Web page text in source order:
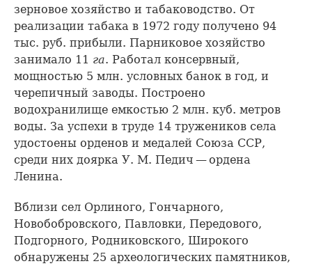
зерновое хозяйство и табаководство. От
реализации табака в 1972 году получено 94
тыс. руб. прибыли. Парниковое хозяйство
занимало 11 га. Работал консервный,
мощностью 5 млн. условных банок в год, и
черепичный заводы. Построено
водохранилище емкостью 2 млн. куб. метров
воды. За успехи в труде 14 тружеников села
удостоены орденов и медалей Союза ССР,
среди них доярка У. М. Педич — ордена
Ленина.
Вблизи сел Орлиного, Гончарного,
Новобобровского, Павловки, Передового,
Подгорного, Родниковского, Широкого
обнаружены 25 археологических памятников,